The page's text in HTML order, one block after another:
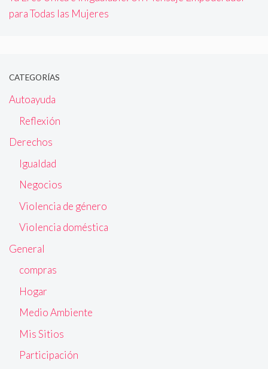
para Todas las Mujeres
CATEGORÍAS
Autoayuda
Reflexión
Derechos
Igualdad
Negocios
Violencia de género
Violencia doméstica
General
compras
Hogar
Medio Ambiente
Mis Sitios
Participación